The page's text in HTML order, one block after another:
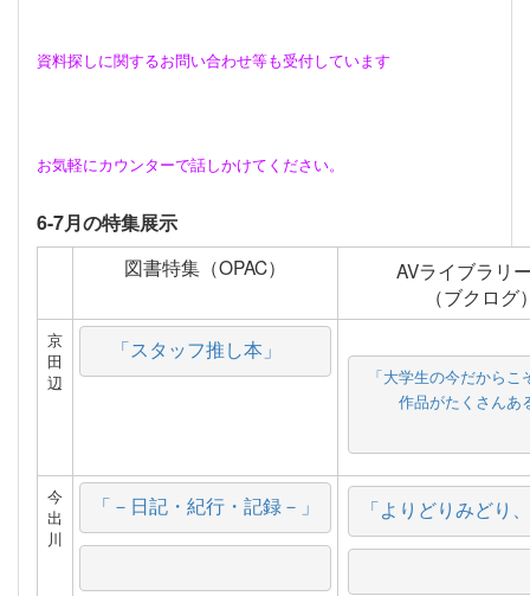
資料探しに関するお問い合わせ等も受付しています
お気軽にカウンターで話しかけてください。
6-7月の特集展示
図書特集（OPAC）
AVライブラリ
（ブクログ
京
田
辺
「スタッフ推し本」
「大学生の今だからこ
作品がたくさんあ
今
出
川
「－日記・紀行・記録－」 「よりどりみどり